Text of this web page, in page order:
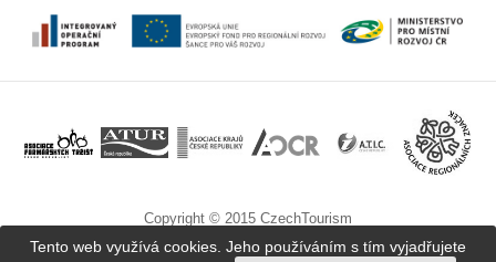
Copyright © 2015 CzechTourism
Tento web využívá cookies. Jeho používáním s tím vyjadřujete